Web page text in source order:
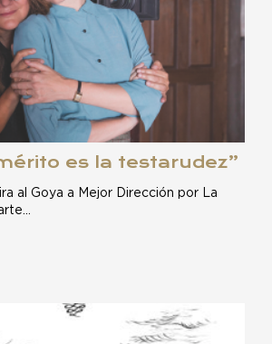
es la testarudez”
al Goya a Mejor Dirección por La